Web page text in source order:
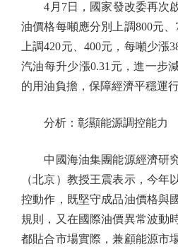
4月7日，國家發改委再次
油價格每噸應分別上調800元
上調420元、400元，每噸少漲
汽油每升少漲0.31元，進一步
的用油負擔，保障經濟平穩運行
分析：彰顯能源調控能力
中國海油集團能源經濟研究
（北京）教授王震表示，今年
控動作，既堅守成品油價格與
規則，又在國際油價異常波動
都貼合市場實際，兼顧能源市